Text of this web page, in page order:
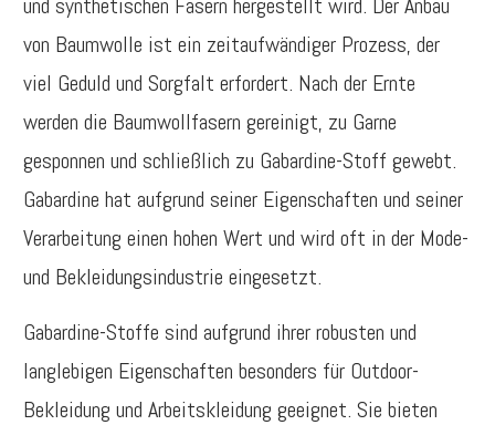
von Baumwolle ist ein zeitaufwändiger Prozess, der
viel Geduld und Sorgfalt erfordert. Nach der Ernte
werden die Baumwollfasern gereinigt, zu Garne
gesponnen und schließlich zu Gabardine-Stoff gewebt.
Gabardine hat aufgrund seiner Eigenschaften und seiner
Verarbeitung einen hohen Wert und wird oft in der Mode-
und Bekleidungsindustrie eingesetzt.
Gabardine-Stoffe sind aufgrund ihrer robusten und
langlebigen Eigenschaften besonders für Outdoor-
Bekleidung und Arbeitskleidung geeignet. Sie bieten